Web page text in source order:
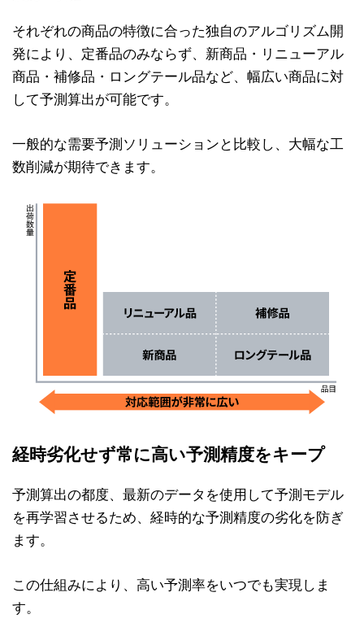
それぞれの商品の特徴に合った独自のアルゴリズム開
発により、定番品のみならず、新商品・リニューアル
商品・補修品・ロングテール品など、幅広い商品に対
して予測算出が可能です。
一般的な需要予測ソリューションと比較し、大幅な工
数削減が期待できます。
経時劣化せず常に高い予測精度をキープ
予測算出の都度、最新のデータを使用して予測モデル
を再学習させるため、経時的な予測精度の劣化を防ぎ
ます。
この仕組みにより、高い予測率をいつでも実現しま
す。